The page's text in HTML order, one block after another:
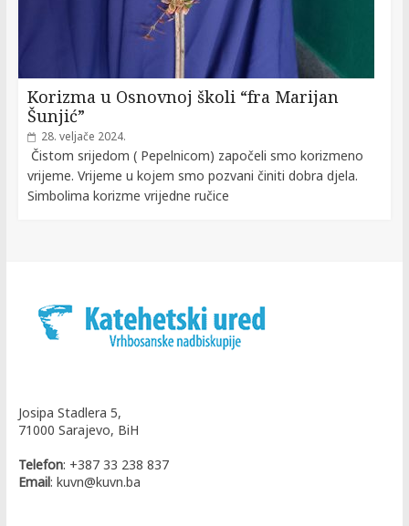
Korizma u Osnovnoj školi “fra Marijan
Šunjić”
28. veljače 2024.
Čistom srijedom ( Pepelnicom) započeli smo korizmeno
vrijeme. Vrijeme u kojem smo pozvani činiti dobra djela.
Simbolima korizme vrijedne ručice
Josipa Stadlera 5,
71000 Sarajevo, BiH
Telefon: +387 33 238 837
Email: kuvn@kuvn.ba